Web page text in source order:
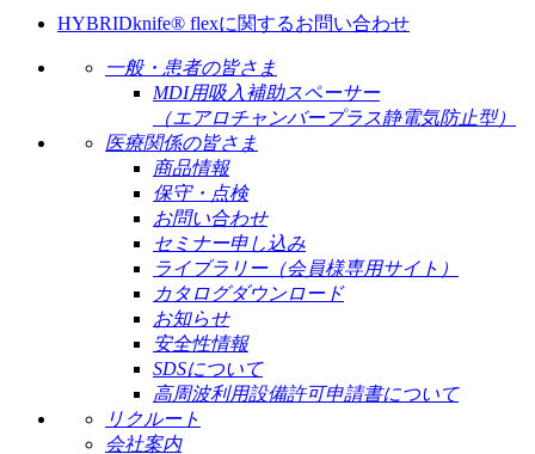
HYBRIDknife® flexに関するお問い合わせ
一般・患者の皆さま
MDI用吸入補助スペーサー
（エアロチャンバープラス静電気防止型）
医療関係の皆さま
商品情報
保守・点検
お問い合わせ
セミナー申し込み
ライブラリー（会員様専用サイト）
カタログダウンロード
お知らせ
安全性情報
SDSについて
高周波利用設備許可申請書について
リクルート
会社案内